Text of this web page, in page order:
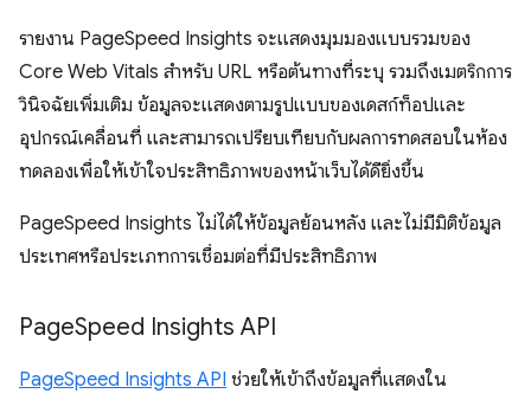
รายงาน PageSpeed Insights จะแสดงมุมมองแบบรวมของ
Core Web Vitals สำหรับ URL หรือต้นทางที่ระบุ รวมถึงเมตริกการ
วินิจฉัยเพิ่มเติม ข้อมูลจะแสดงตามรูปแบบของเดสก์ท็อปและ
อุปกรณ์เคลื่อนที่ และสามารถเปรียบเทียบกับผลการทดสอบในห้อง
ทดลองเพื่อให้เข้าใจประสิทธิภาพของหน้าเว็บได้ดียิ่งขึ้น
PageSpeed Insights ไม่ได้ให้ข้อมูลย้อนหลัง และไม่มีมิติข้อมูล
ประเทศหรือประเภทการเชื่อมต่อที่มีประสิทธิภาพ
PageSpeed Insights API
PageSpeed Insights API ช่วยให้เข้าถึงข้อมูลที่แสดงใน